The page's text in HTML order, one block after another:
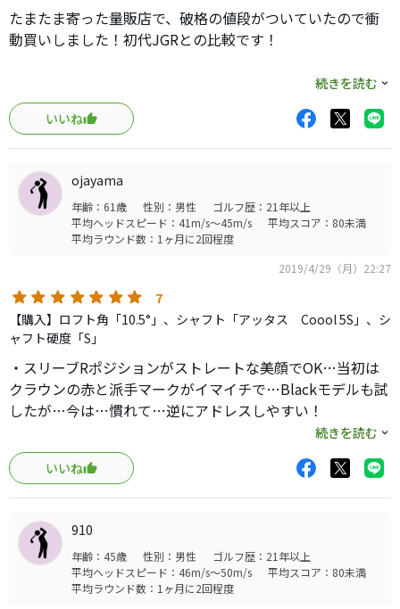
ミート率は常に1.5前後で爆飛び。
クラウンが真っ赤でデザインが仮面ライダーみたいです
良い買い物しました。
なぜか飛びます。
優しく捕まる
今更ながらしばらくエースになってもらいます！！
たまたま寄った量販店で、破格の値段がついていたので衝
動買いしました！初代JGRとの比較です！
捕まり:JGR…は捕まり過ぎ。J815もしっかり捕まるので2
個開いてます！
方向性:どフックがなくなりました！
飛距離:JGRのほうが1発の当たりは飛んでますがJ815もま
構えやすさ:完全にJ815が構えやすい！！
打感:JGRの高い音も爽快感があって好きですが、柔らくて
非常にいいです。
トータルでは構えやすさと、ミスのケガが少ないクラブか
と思います！
続きを読む
いいね
ojayama
年齢：61歳 性別：男性
ゴルフ歴：21年以上
平均ヘッドスピード：41m/s～45m/s
平均スコア：80未満
平均ラウンド数：1ヶ月に2回程度
2019/4/29（月）22:27
7
【購入】ロフト角「10.5°」、シャフト「アッタス Coool 5S」、シ
ャフト硬度「S」
・スリーブRポジションがストレートな美顔でOK…当初は
クラウンの赤と派手マークがイマイチで…Blackモデルも試
したが…今は…慣れて…逆にアドレスしやすい！
・シャフトが優れものなのか…ブリヂストンのJ715よりヘ
ッドが外ブラ的にシャローで…安心かつ優しく弾き飛ば
す…かつて無い飛距離！
・2015発売モデルですが…新生ブリヂストン契約プロの松
田鈴英がJGRや筋金X-03にいっときシフトしても、直ぐに
戻していること考えると…ヘッドのポテンシャルはかなり
優れもの！と言えると思います！
続きを読む
いいね
910
年齢：45歳 性別：男性
ゴルフ歴：21年以上
平均ヘッドスピード：46m/s～50m/s
平均スコア：80未満
平均ラウンド数：1ヶ月に2回程度